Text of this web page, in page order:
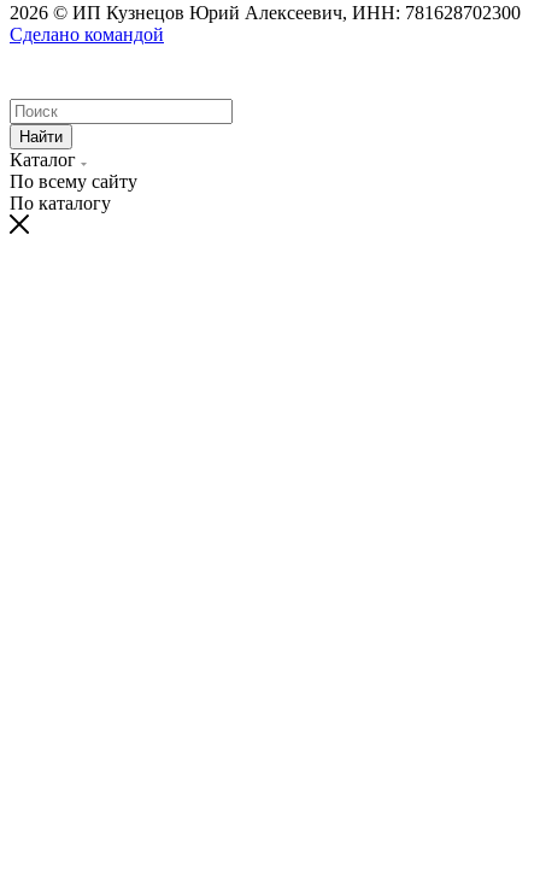
2026 © ИП Кузнецов Юрий Алексеевич, ИНН: 781628702300
Сделано командой
Найти
Каталог
По всему сайту
По каталогу